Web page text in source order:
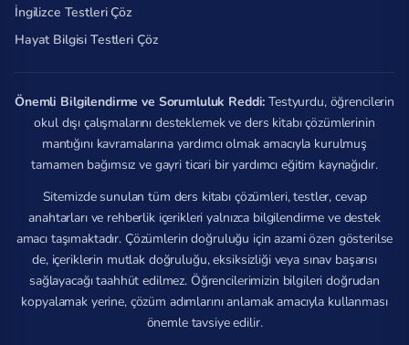
İngilizce Testleri Çöz
Hayat Bilgisi Testleri Çöz
Önemli Bilgilendirme ve Sorumluluk Reddi: Testyurdu, öğrencilerin
okul dışı çalışmalarını desteklemek ve ders kitabı çözümlerinin
mantığını kavramalarına yardımcı olmak amacıyla kurulmuş
tamamen bağımsız ve gayri ticari bir yardımcı eğitim kaynağıdır.
Sitemizde sunulan tüm ders kitabı çözümleri, testler, cevap
anahtarları ve rehberlik içerikleri yalnızca bilgilendirme ve destek
amacı taşımaktadır. Çözümlerin doğruluğu için azami özen gösterilse
de, içeriklerin mutlak doğruluğu, eksiksizliği veya sınav başarısı
sağlayacağı taahhüt edilmez. Öğrencilerimizin bilgileri doğrudan
kopyalamak yerine, çözüm adımlarını anlamak amacıyla kullanması
önemle tavsiye edilir.